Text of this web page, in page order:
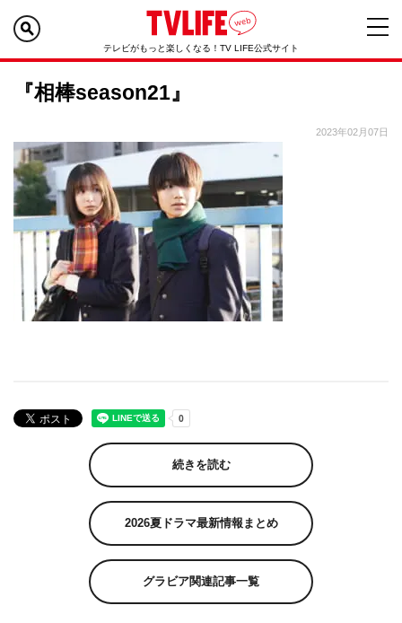
テレビがもっと楽しくなる！TV LIFE公式サイト
『相棒season21』
2023年02月07日
続きを読む
2026夏ドラマ最新情報まとめ
グラビア関連記事一覧